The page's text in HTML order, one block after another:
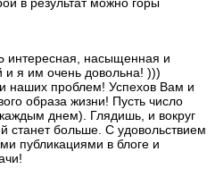
насыщенная и
и я им очень довольна! )))
наших проблем! Успехов Вам и
образа жизни! Пусть число
днем). Глядишь, и вокруг
станет больше. С удовольствием
публикациями в блоге и